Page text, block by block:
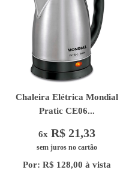
Chaleira Elétrica Mondial
Pratic CE06...
6x R$ 21,33
sem juros no cartão
Por: R$ 128,00 à vista